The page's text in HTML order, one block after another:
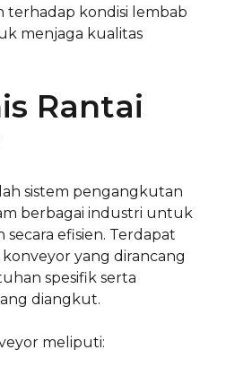
terhadap kondisi lembab
menjaga kualitas
Rantai
sistem pengangkutan
berbagai industri untuk
efisien. Terdapat
yang dirancang
spesifik serta
diangkut.
meliputi: